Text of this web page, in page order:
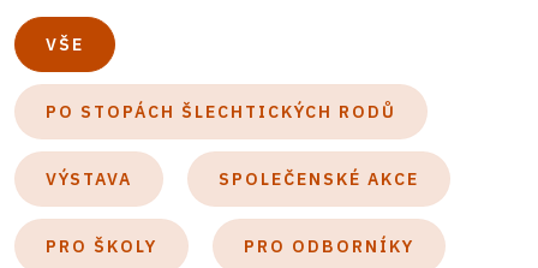
VŠE
PO STOPÁCH ŠLECHTICKÝCH RODŮ
VÝSTAVA SPOLEČENSKÉ AKCE
PRO ŠKOLY PRO ODBORNÍKY